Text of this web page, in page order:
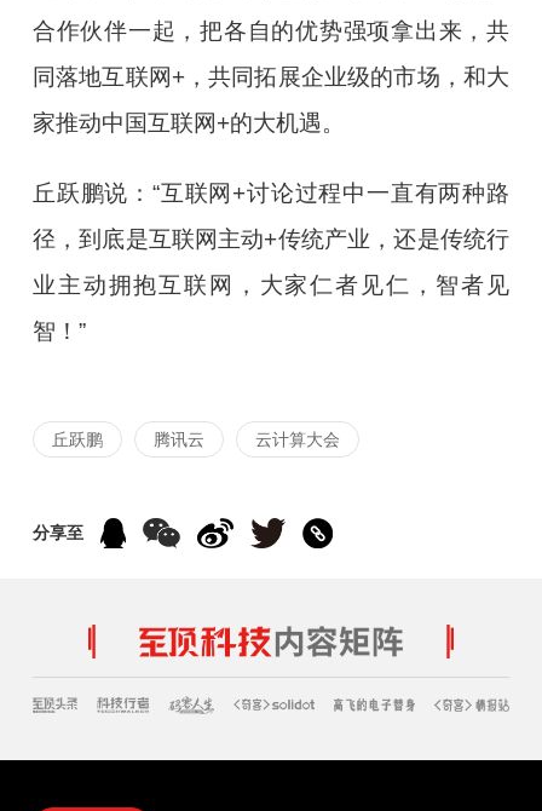
合作伙伴一起，把各自的优势强项拿出来，共
同落地互联网+，共同拓展企业级的市场，和大
家推动中国互联网+的大机遇。
丘跃鹏说：“互联网+讨论过程中一直有两种路
径，到底是互联网主动+传统产业，还是传统行
业主动拥抱互联网，大家仁者见仁，智者见
智！”
丘跃鹏 腾讯云 云计算大会
分享至